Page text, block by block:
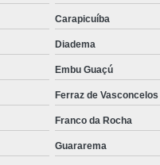
Carapicuíba
Diadema
Embu Guaçú
Ferraz de Vasconcelos
Franco da Rocha
Guararema